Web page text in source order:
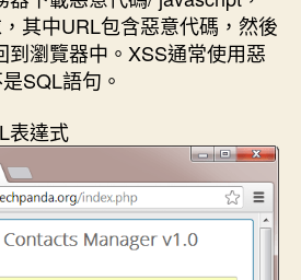
其中URL包含惡意代碼，然後
到瀏覽器中。XSS通常使用惡
SQL語句。
表達式